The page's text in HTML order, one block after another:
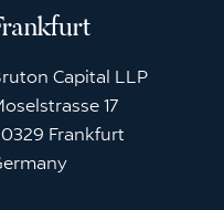
Capital LLP
17
Frankfurt